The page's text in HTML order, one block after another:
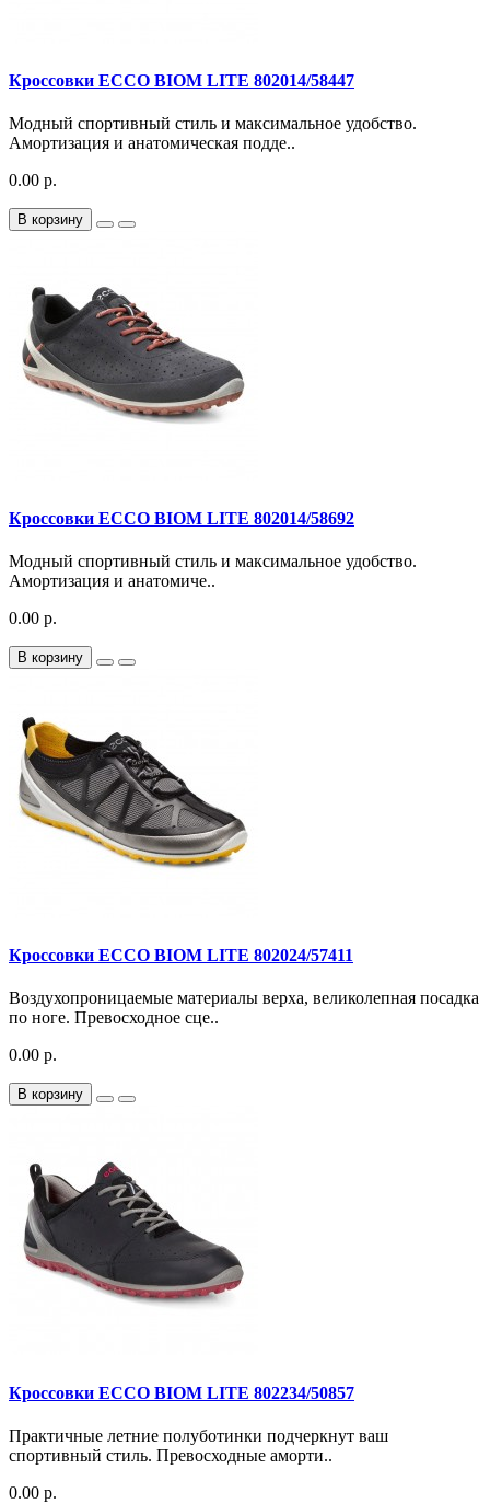
Кроссовки ECCO BIOM LITE 802014/58447
Модный спортивный стиль и максимальное удобство.
Амортизация и анатомическая подде..
0.00 р.
В корзину
Кроссовки ECCO BIOM LITE 802014/58692
Модный спортивный стиль и максимальное удобство.
Амортизация и анатомиче..
0.00 р.
В корзину
Кроссовки ECCO BIOM LITE 802024/57411
Воздухопроницаемые материалы верха, великолепная посадка
по ноге. Превосходное сце..
0.00 р.
В корзину
Кроссовки ECCO BIOM LITE 802234/50857
Практичные летние полуботинки подчеркнут ваш
спортивный стиль. Превосходные аморти..
0.00 р.